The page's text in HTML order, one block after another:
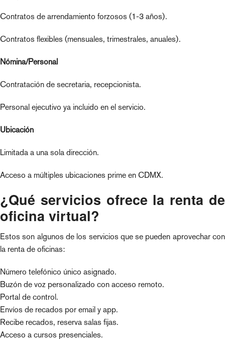
Contratos de arrendamiento forzosos (1-3 años).
Contratos flexibles (mensuales, trimestrales, anuales).
Nómina/Personal
Contratación de secretaria, recepcionista.
Personal ejecutivo ya incluido en el servicio.
Ubicación
Limitada a una sola dirección.
Acceso a múltiples ubicaciones prime en CDMX.
¿Qué servicios ofrece la renta de
oficina virtual?
Estos son algunos de los servicios que se pueden aprovechar con
la renta de oficinas:
Número telefónico único asignado.
Buzón de voz personalizado con acceso remoto.
Portal de control.
Envíos de recados por email y app.
Recibe recados, reserva salas fijas.
Acceso a cursos presenciales.